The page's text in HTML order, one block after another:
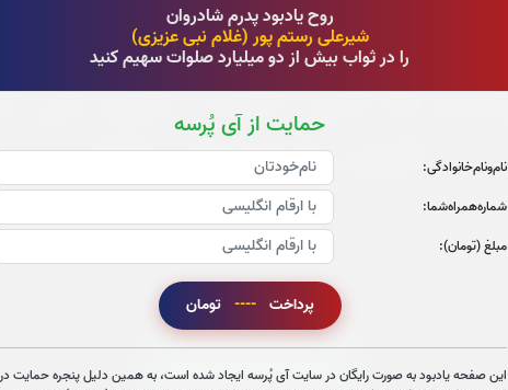
روح یادبود پدرم شادروان
شیرعلی رستم پور (غلام نبی عزیزی)
را در ثواب بیش از دو میلیارد صلوات سهیم کنید
حمایت از آی پُرسه
نام‌و‌نام‌خانوادگی:
شماره‌همراه‌شما:
مبلغ (تومان):
پرداخت ---- تومان
این صفحه یادبود به صورت رایگان در سایت آی پُرسه ایجاد شده است، به همین دلیل پنجره حمایت در